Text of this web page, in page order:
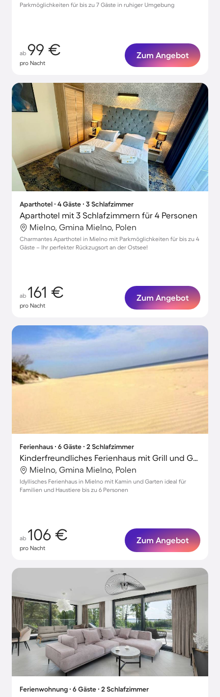
Parkmöglichkeiten für bis zu 7 Gäste in ruhiger Umgebung
ab 99 €
pro Nacht
Zum Angebot
Aparthotel ∙ 4 Gäste ∙ 3 Schlafzimmer
Aparthotel mit 3 Schlafzimmern für 4 Personen
Mielno, Gmina Mielno, Polen
Charmantes Aparthotel in Mielno mit Parkmöglichkeiten für bis zu 4
Gäste – Ihr perfekter Rückzugsort an der Ostsee!
ab 161 €
pro Nacht
Zum Angebot
Ferienhaus ∙ 6 Gäste ∙ 2 Schlafzimmer
Kinderfreundliches Ferienhaus mit Grill und Garten | Haustiere sind willkommen
Mielno, Gmina Mielno, Polen
Idyllisches Ferienhaus in Mielno mit Kamin und Garten ideal für
Familien und Haustiere bis zu 6 Personen
ab 106 €
pro Nacht
Zum Angebot
Ferienwohnung ∙ 6 Gäste ∙ 2 Schlafzimmer